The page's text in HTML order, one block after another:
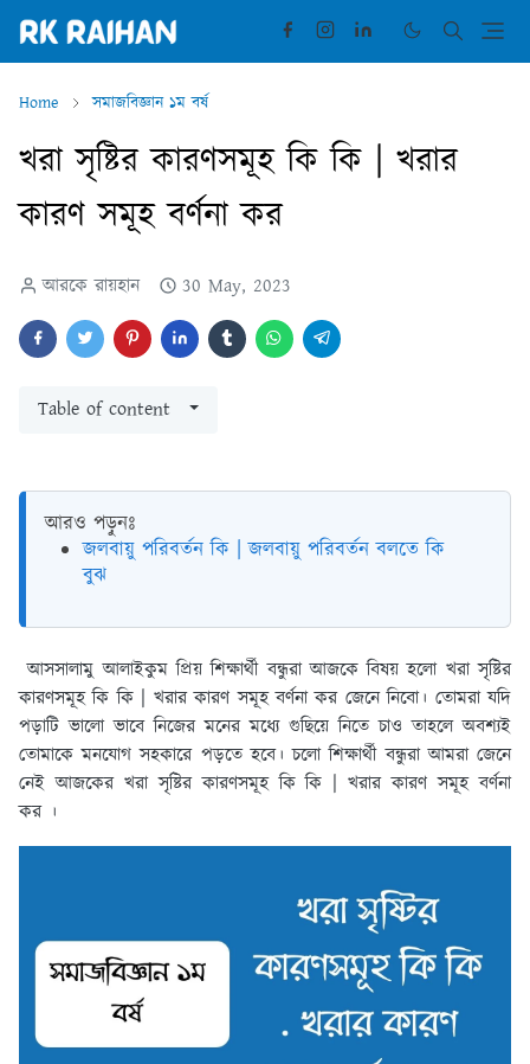
Home সমাজবিজ্ঞান ১ম বর্ষ
খরা সৃষ্টির কারণসমূহ কি কি | খরার
কারণ সমূহ বর্ণনা কর
আরকে রায়হান 30 May, 2023
Table of content
আরও পড়ুনঃ
জলবায়ু পরিবর্তন কি | জলবায়ু পরিবর্তন বলতে কি
বুঝ
আসসালামু আলাইকুম প্রিয় শিক্ষার্থী বন্ধুরা আজকে বিষয় হলো খরা সৃষ্টির
কারণসমূহ কি কি | খরার কারণ সমূহ বর্ণনা কর জেনে নিবো। তোমরা যদি
পড়াটি ভালো ভাবে নিজের মনের মধ্যে গুছিয়ে নিতে চাও তাহলে অবশ্যই
তোমাকে মনযোগ সহকারে পড়তে হবে। চলো শিক্ষার্থী বন্ধুরা আমরা জেনে
নেই আজকের খরা সৃষ্টির কারণসমূহ কি কি | খরার কারণ সমূহ বর্ণনা
কর ।